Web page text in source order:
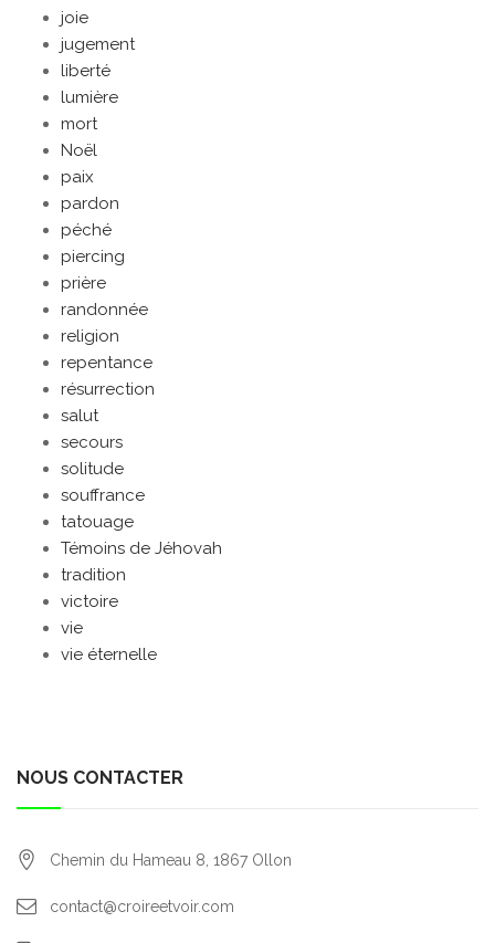
joie
jugement
liberté
lumière
mort
Noël
paix
pardon
péché
piercing
prière
randonnée
religion
repentance
résurrection
salut
secours
solitude
souffrance
tatouage
Témoins de Jéhovah
tradition
victoire
vie
vie éternelle
NOUS CONTACTER
Chemin du Hameau 8, 1867 Ollon
contact@croireetvoir.com